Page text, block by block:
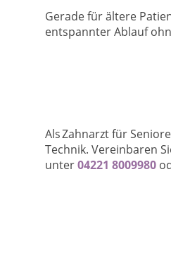
Gerade für ältere
entspannter Ablauf
Als Zahnarzt für
Technik. Vereinbaren
unter04221 8009980